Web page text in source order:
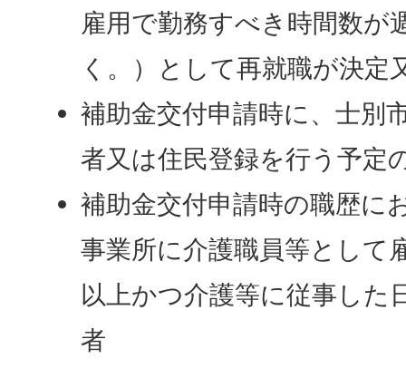
雇用で勤務すべき時間数が
く。）として再就職が決定
補助金交付申請時に、士別
者又は住民登録を行う予定
補助金交付申請時の職歴に
事業所に介護職員等として
以上かつ介護等に従事した
者